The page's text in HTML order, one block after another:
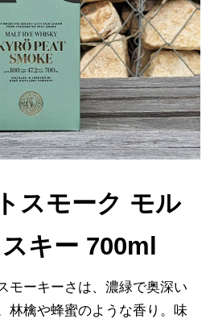
スモーク モル
キー 700ml
モーキーさは、濃緑で奥深い
林檎や蜂蜜のような香り。味